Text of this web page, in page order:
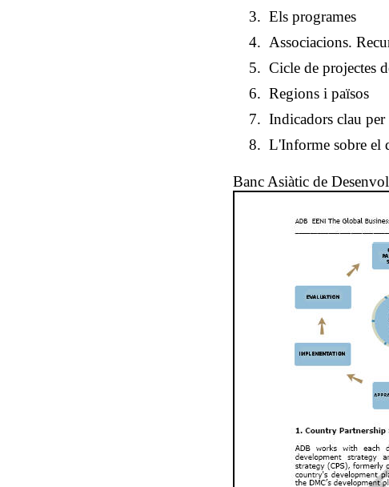
Els programes
Associacions.
Cicle de projectes
Regions i països
Indicadors clau per
L'Informe sobre el
Banc Asiàtic de